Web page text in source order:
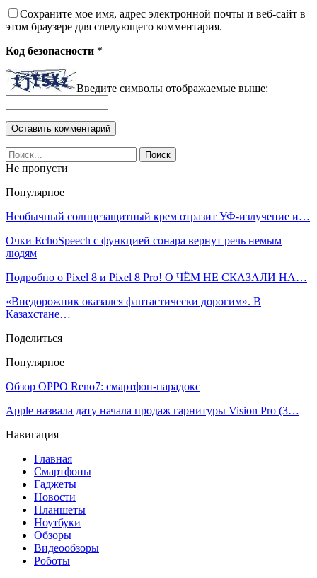
Сохраните мое имя, адрес электронной почты и веб-сайт в
этом браузере для следующего комментария.
Код безопасности *
Введите символы отображаемые выше:
Не пропусти
Популярное
Необычный солнцезащитный крем отразит УФ-излучение и…
Очки EchoSpeech с функцией сонара вернут речь немым
людям
Подробно о Pixel 8 и Pixel 8 Pro! О ЧЁМ НЕ СКАЗАЛИ НА…
«Внедорожник оказался фантастически дорогим». В
Казахстане…
Поделиться
Популярное
Обзор OPPO Reno7: смартфон-парадокс
Apple назвала дату начала продаж гарнитуры Vision Pro (3…
Навигация
Главная
Смартфоны
Гаджеты
Новости
Планшеты
Ноутбуки
Обзоры
Видеообзоры
Роботы